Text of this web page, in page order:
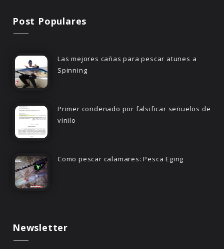
Post Populares
Las mejores cañas para pescar atunes a
Spinning
Primer condenado por falsificar señuelos de
vinilo
Como pescar calamares: Pesca Eging
Newsletter